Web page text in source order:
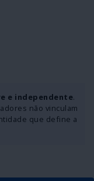
e independente.
não vinculam
que define a